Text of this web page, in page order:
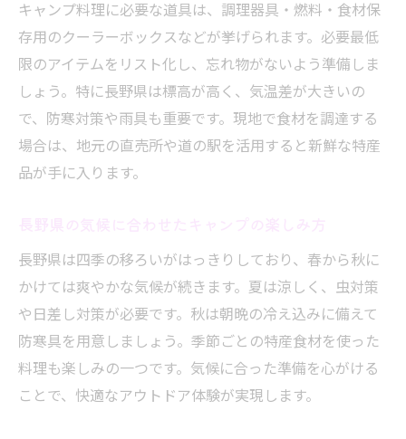
夫
キャンプ初心者向けの便利なサービス活用
法
安全に配慮した道具選びと持ち物チェック
リスト
長野県で安心して楽しめるキャンプスタイ
キャンプ初心者が知っておきたい調理の基
本
食材選びと下ごしらえの時短テクニック
長野県内で手に入る新鮮食材の探し方
キャンプ料理で役立つ簡単レシピ集
片付けが楽になる調理器具選びのコツを紹
キャンプ料理に必要な道具は、調理器具・燃料・食材保
存用のクーラーボックスなどが挙げられます。必要最低
限のアイテムをリスト化し、忘れ物がないよう準備しま
しょう。特に長野県は標高が高く、気温差が大きいの
で、防寒対策や雨具も重要です。現地で食材を調達する
場合は、地元の直売所や道の駅を活用すると新鮮な特産
品が手に入ります。
長野県は四季の移ろいがはっきりしており、春から秋に
かけては爽やかな気候が続きます。夏は涼しく、虫対策
や日差し対策が必要です。秋は朝晩の冷え込みに備えて
防寒具を用意しましょう。季節ごとの特産食材を使った
料理も楽しみの一つです。気候に合った準備を心がける
ことで、快適なアウトドア体験が実現します。